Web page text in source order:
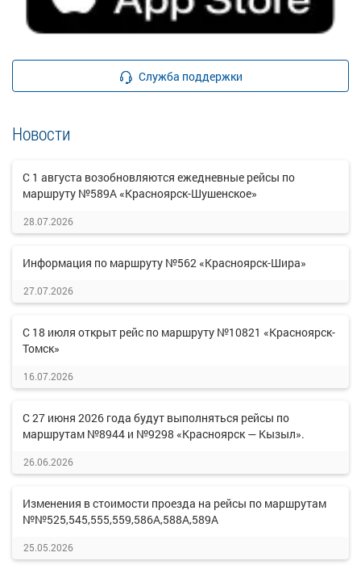
Служба поддержки
Новости
С 1 августа возобновляются ежедневные рейсы по
маршруту №589А «Красноярск-Шушенское»
28.07.2026
Информация по маршруту №562 «Красноярск-Шира»
27.07.2026
С 18 июля открыт рейс по маршруту №10821 «Красноярск-
Томск»
16.07.2026
С 27 июня 2026 года будут выполняться рейсы по
маршрутам №8944 и №9298 «Красноярск — Кызыл».
26.06.2026
Изменения в стоимости проезда на рейсы по маршрутам
№№525,545,555,559,586А,588А,589А
25.05.2026